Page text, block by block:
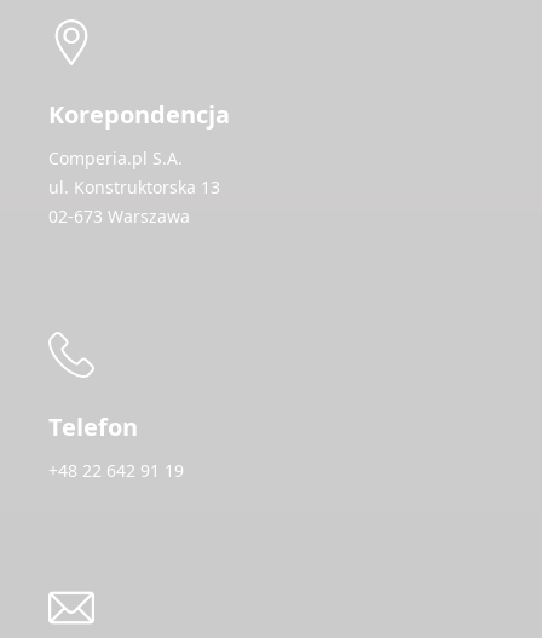
Korepondencja
Comperia.pl S.A.
ul. Konstruktorska 13
02-673 Warszawa
Telefon
+48 22 642 91 19